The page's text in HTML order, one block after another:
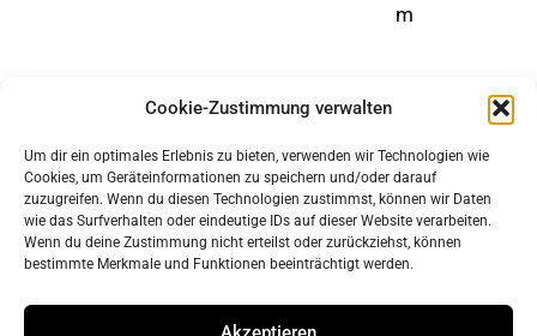
Cookie-Zustimmung verwalten
Um dir ein optimales Erlebnis zu bieten, verwenden wir Technologien wie
Cookies, um Geräteinformationen zu speichern und/oder darauf
zuzugreifen. Wenn du diesen Technologien zustimmst, können wir Daten
wie das Surfverhalten oder eindeutige IDs auf dieser Website verarbeiten.
Wenn du deine Zustimmung nicht erteilst oder zurückziehst, können
bestimmte Merkmale und Funktionen beeinträchtigt werden.
m